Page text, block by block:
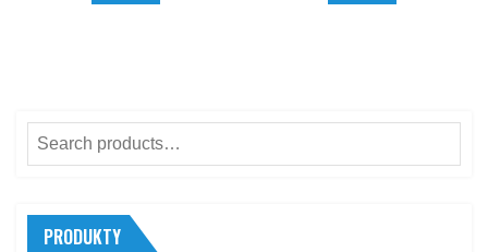
Search
for:
PRODUKTY